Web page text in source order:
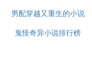
掍笉鏄浠涔堝簾鐗╋
滀簲琛岃疆鐏佃瘈
男配穿越又重生的小说
推荐
鬼怪奇异小说排行榜